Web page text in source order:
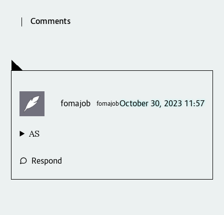
Comments
fomajob fomajobOctober 30, 2023 11:57
AS
Respond